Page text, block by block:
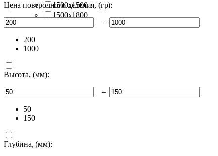
1500x1500
1500х1800
Цена поверочного деления, (гр):
–
200
1000
Высота, (мм):
–
50
150
Глубина, (мм):